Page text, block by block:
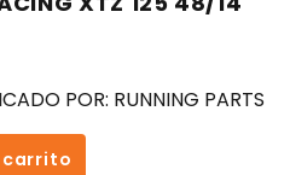
POR: RUNNING PARTS
carrito